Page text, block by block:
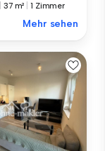
37 m² |1 Zimmer
Mehr sehen